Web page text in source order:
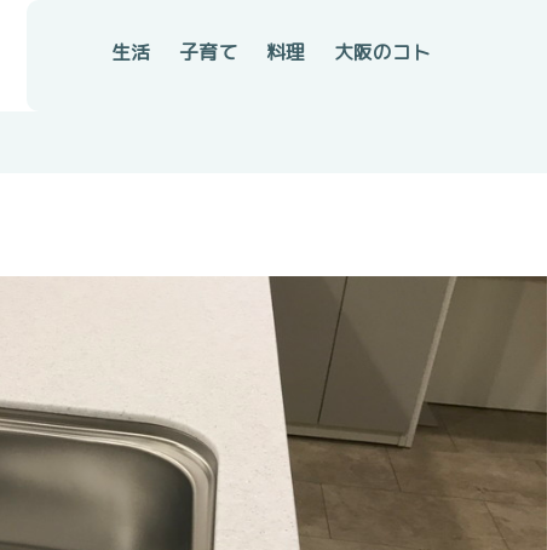
生活 子育て 料理 大阪のコト